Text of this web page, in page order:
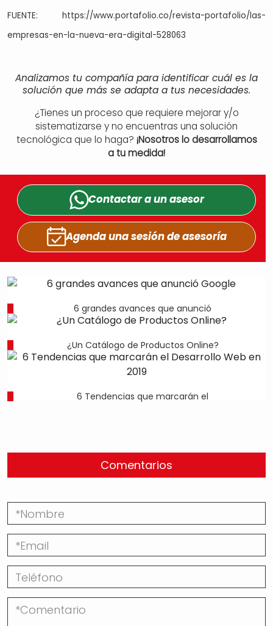
FUENTE: https://www.portafolio.co/revista-portafolio/las-
empresas-en-la-nueva-era-digital-528063
Analizamos tu compañía para identificar cuál es la
solución que más se adapta a tus necesidades.
¿Tienes un proceso que requiere mejorar y/o
sistematizarse y no encuentras una solución
tecnológica que lo haga? ¡Nosotros lo desarrollamos
a tu medida!
Contactar a unasesor
Agenda una sesiónde asesoría
6 grandes avances que anunció
¿Un Catálogo de Productos Online?
6 Tendencias que marcarán el
Comentarios